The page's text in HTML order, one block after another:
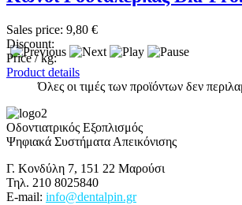
Sales price: 9,80 €
Discount:
Price / kg:
Product details
Όλες οι τιμές των προϊόντων δεν
Οδοντιατρικός Εξοπλισμός
Ψηφιακά Συστήματα Απεικόνισης
Γ. Κονδύλη 7, 151 22 Μαρούσι
Τηλ. 210 8025840
E-mail: info@dentalpin.gr